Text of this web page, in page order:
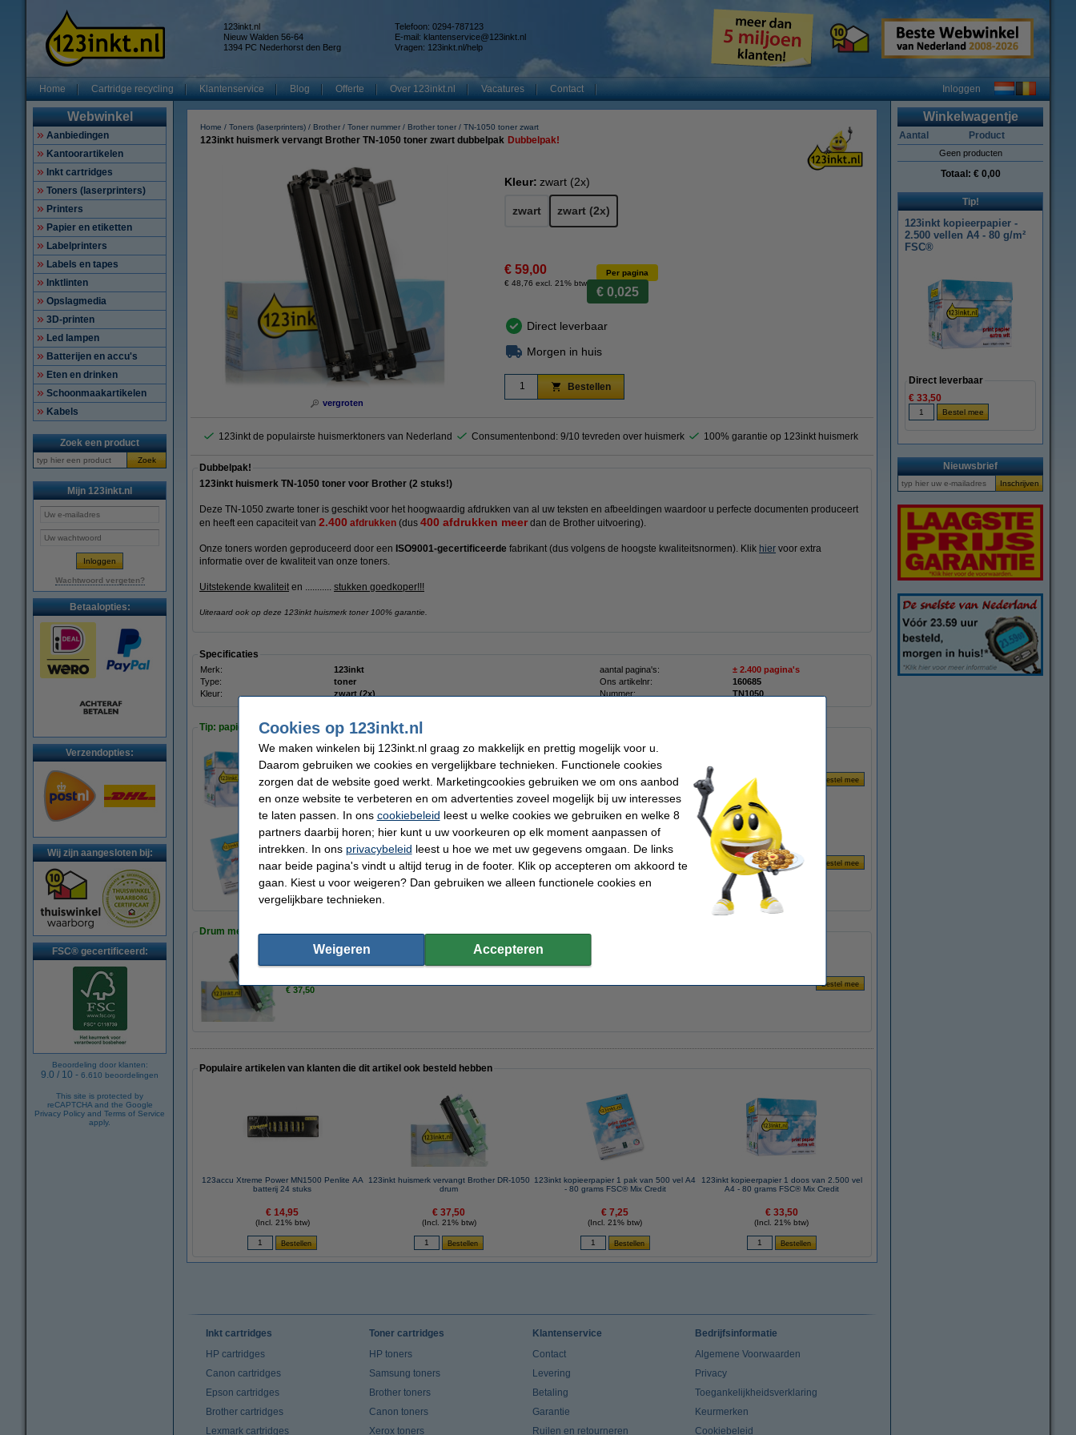
123inkt.nl
Nieuw Walden 56-64
1394 PC Nederhorst den Berg
Telefoon: 0294-787123
E-mail: klantenservice@123inkt.nl
Vragen: 123inkt.nl/help
Home Cartridge recycling Klantenservice Blog Offerte Over 123inkt.nl Vacatures Contact Inloggen
Webwinkel
Aanbiedingen
Kantoorartikelen
Inkt cartridges
Toners (laserprinters)
Printers
Papier en etiketten
Labelprinters
Labels en tapes
Inktlinten
Opslagmedia
3D-printen
Led lampen
Batterijen en accu's
Eten en drinken
Schoonmaakartikelen
Kabels
Zoek een product
Zoek
Mijn 123inkt.nl
Wachtwoord vergeten?
Betaalopties:
Verzendopties:
Wij zijn aangesloten bij:
FSC® gecertificeerd:
Beoordeling door klanten:
9.0 / 10 - 6.610 beoordelingen
This site is protected by
reCAPTCHA and the Google
Privacy Policy and Terms of Service
apply.
Home Toners (laserprinters) Brother Toner nummer Brother toner TN-1050 toner zwart
123inkt huismerk vervangt Brother TN-1050 toner zwart dubbelpak Dubbelpak!
vergroten
Kleur: zwart (2x)
zwart zwart (2x)
€ 59,00
€ 48,76 excl. 21% btw
Per pagina
€ 0,025
Direct leverbaar
Morgen in huis
Bestellen
123inkt de populairste huismerktoners van Nederland Consumentenbond: 9/10 tevreden over huismerk 100% garantie op 123inkt huismerk
Dubbelpak!
123inkt huismerk TN-1050 toner voor Brother (2 stuks!)
Deze TN-1050 zwarte toner is geschikt voor het hoogwaardig afdrukken van al uw teksten en afbeeldingen waardoor u perfecte documenten produceert
en heeft een capaciteit van 2.400 afdrukken (dus 400 afdrukken meerdan de Brother uitvoering).
Onze toners worden geproduceerd door een ISO9001-gecertificeerde fabrikant (dus volgens de hoogste kwaliteitsnormen). Klik hier voor extra
informatie over de kwaliteit van onze toners.
Uitstekende kwaliteit en ........... stukken goedkoper!!!
Uiteraard ook op deze 123inkt huismerk toner 100% garantie.
Specificaties
Merk: 123inkt aantal pagina's:
± 2.400 pagina's
Type:
toner Ons artikelnr:
160685
Kleur:
zwart (2x) Nummer: TN1050
Tip: papier meebestellen
123inkt kopieerpapier 1 doos van 2.500 vel A4 - 80 grams FSC® Mix Credit
€ 33,50
123inkt kopieerpapier 1 pak van 500 vel A4 - 80 grams FSC® Mix Credit
€ 7,25
Drum meebestellen
€ 37,50
Populaire artikelen van klanten die dit artikel ook besteld hebben
123accu Xtreme Power MN1500 Penlite AA
batterij 24 stuks
€ 14,95
(Incl. 21% btw)
123inkt huismerk vervangt Brother DR-1050
drum
€ 37,50
(Incl. 21% btw)
123inkt kopieerpapier 1 pak van 500 vel A4
- 80 grams FSC® Mix Credit
€ 7,25
(Incl. 21% btw)
123inkt kopieerpapier 1 doos van 2.500 vel
A4 - 80 grams FSC® Mix Credit
€ 33,50
(Incl. 21% btw)
Winkelwagentje
Aantal Product
Geen producten
Totaal: € 0,00
Tip!
123inkt kopieerpapier -
2.500 vellen A4 - 80 g/m²
FSC®
Direct leverbaar
€ 33,50
Nieuwsbrief
Inkt cartridges
HP cartridges
Canon cartridges
Epson cartridges
Brother cartridges
Lexmark cartridges
Toner cartridges
HP toners
Samsung toners
Brother toners
Canon toners
Xerox toners
Klantenservice
Contact
Levering
Betaling
Garantie
Ruilen en retourneren
Bedrijfsinformatie
Algemene Voorwaarden
Privacy
Toegankelijkheidsverklaring
Keurmerken
Cookiebeleid
Cookies op 123inkt.nl
We maken winkelen bij 123inkt.nl graag zo makkelijk en prettig mogelijk voor u.
Daarom gebruiken we cookies en vergelijkbare technieken. Functionele cookies
zorgen dat de website goed werkt. Marketingcookies gebruiken we om ons aanbod
en onze website te verbeteren en om advertenties zoveel mogelijk bij uw interesses
te laten passen. In ons cookiebeleid leest u welke cookies we gebruiken en welke 8
partners daarbij horen; hier kunt u uw voorkeuren op elk moment aanpassen of
intrekken. In ons privacybeleid leest u hoe we met uw gegevens omgaan. De links
naar beide pagina's vindt u altijd terug in de footer. Klik op accepteren om akkoord te
gaan. Kiest u voor weigeren? Dan gebruiken we alleen functionele cookies en
vergelijkbare technieken.
Weigeren Accepteren